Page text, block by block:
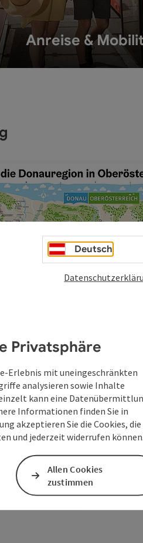
Anreise &
Prospekte aus der
Deutsch
Privatsphäre
Erlebnis mit uneingeschränkten
analysieren sowie Inhalte
kann eine
Informationen finden Sie in
akzeptieren Sie die Cookies, die
und jederzeit widerrufen können.
Allen Cookies
zustimmen